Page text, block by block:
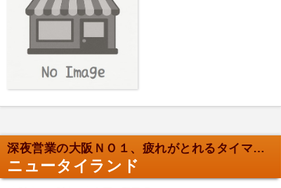
深夜営業の大阪ＮＯ１、疲れがとれるタイマッサージ！
ニュータイランド